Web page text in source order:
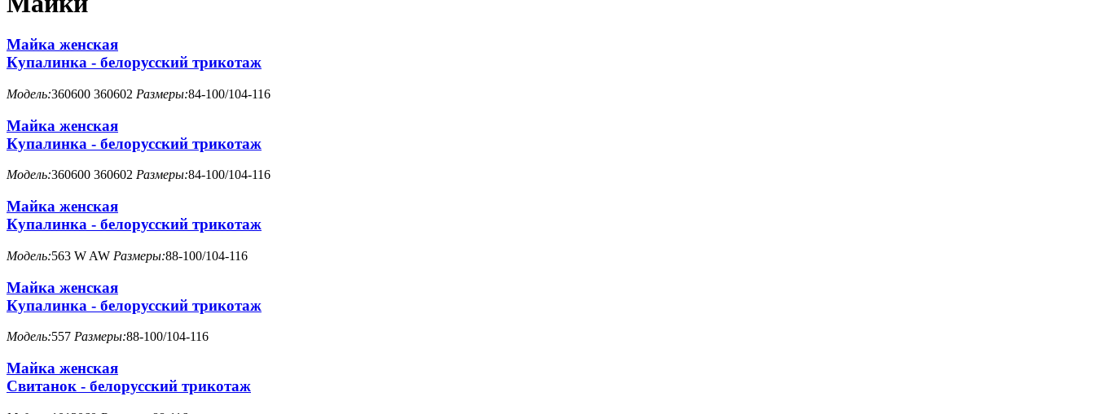
Майка женская
Купалинка - белорусский трикотаж
Модель:360600 360602 Размеры:84-100/104-116
Майка женская
Купалинка - белорусский трикотаж
Модель:360600 360602 Размеры:84-100/104-116
Майка женская
Купалинка - белорусский трикотаж
Модель:563 W AW Размеры:88-100/104-116
Майка женская
Купалинка - белорусский трикотаж
Модель:557 Размеры:88-100/104-116
Майка женская
Свитанок - белорусский трикотаж